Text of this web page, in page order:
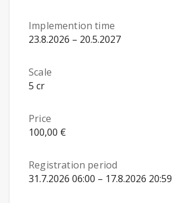
Implemention time
23.8.2026 – 20.5.2027
Scale
5 cr
Price
100,00 €
Registration period
31.7.2026 06:00 – 17.8.2026 20:59